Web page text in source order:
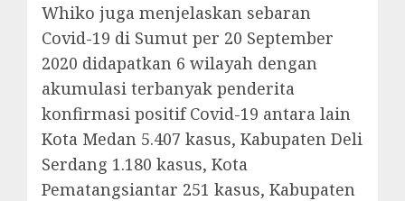
Whiko juga menjelaskan sebaran
Covid-19 di Sumut per 20 September
2020 didapatkan 6 wilayah dengan
akumulasi terbanyak penderita
konfirmasi positif Covid-19 antara lain
Kota Medan 5.407 kasus, Kabupaten Deli
Serdang 1.180 kasus, Kota
Pematangsiantar 251 kasus, Kabupaten